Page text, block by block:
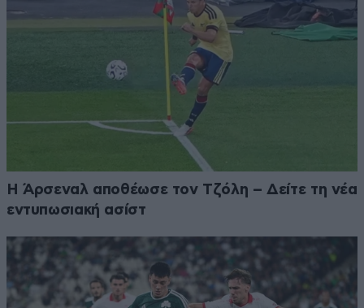
Η Άρσεναλ αποθέωσε τον Τζόλη – Δείτε τη νέα
εντυπωσιακή ασίστ